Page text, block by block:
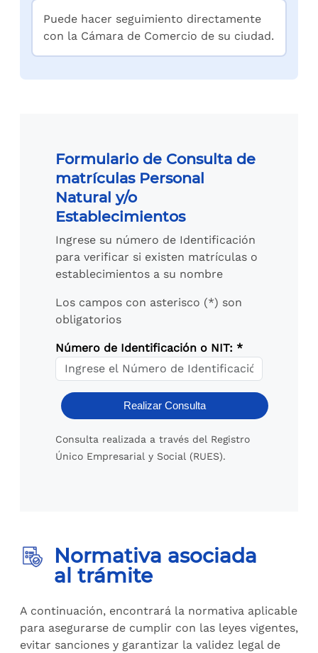
Puede hacer seguimiento directamente
con la Cámara de Comercio de su ciudad.
Formulario de Consulta de
matrículas Personal
Natural y/o
Establecimientos
Ingrese su número de Identificación
para verificar si existen matrículas o
establecimientos a su nombre
Los campos con asterisco (*) son
obligatorios
Número de Identificación o NIT: *
Consulta realizada a través del Registro
Único Empresarial y Social (RUES).
Normativa asociada
al trámite
A continuación, encontrará la normativa aplicable
para asegurarse de cumplir con las leyes vigentes,
evitar sanciones y garantizar la validez legal de